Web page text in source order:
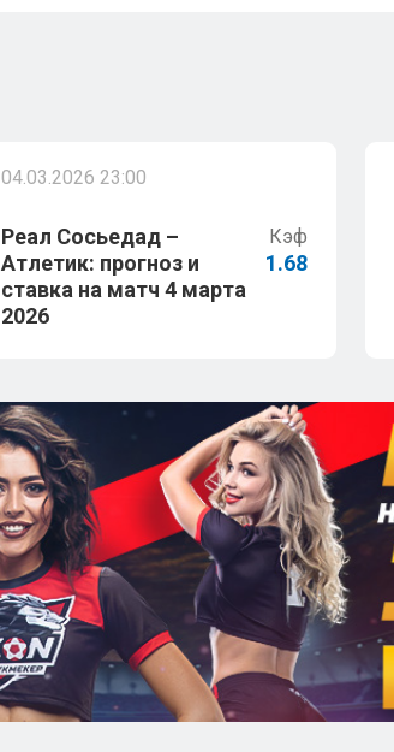
04.03.2026 23:00
Реал Сосьедад –
Атлетик: прогноз и
ставка на матч 4 марта
2026
Кэф
1.68